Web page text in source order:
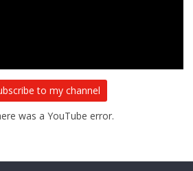
to my channel
was a YouTube error.